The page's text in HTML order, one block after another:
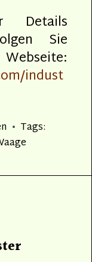
Sie
indust
Tags: